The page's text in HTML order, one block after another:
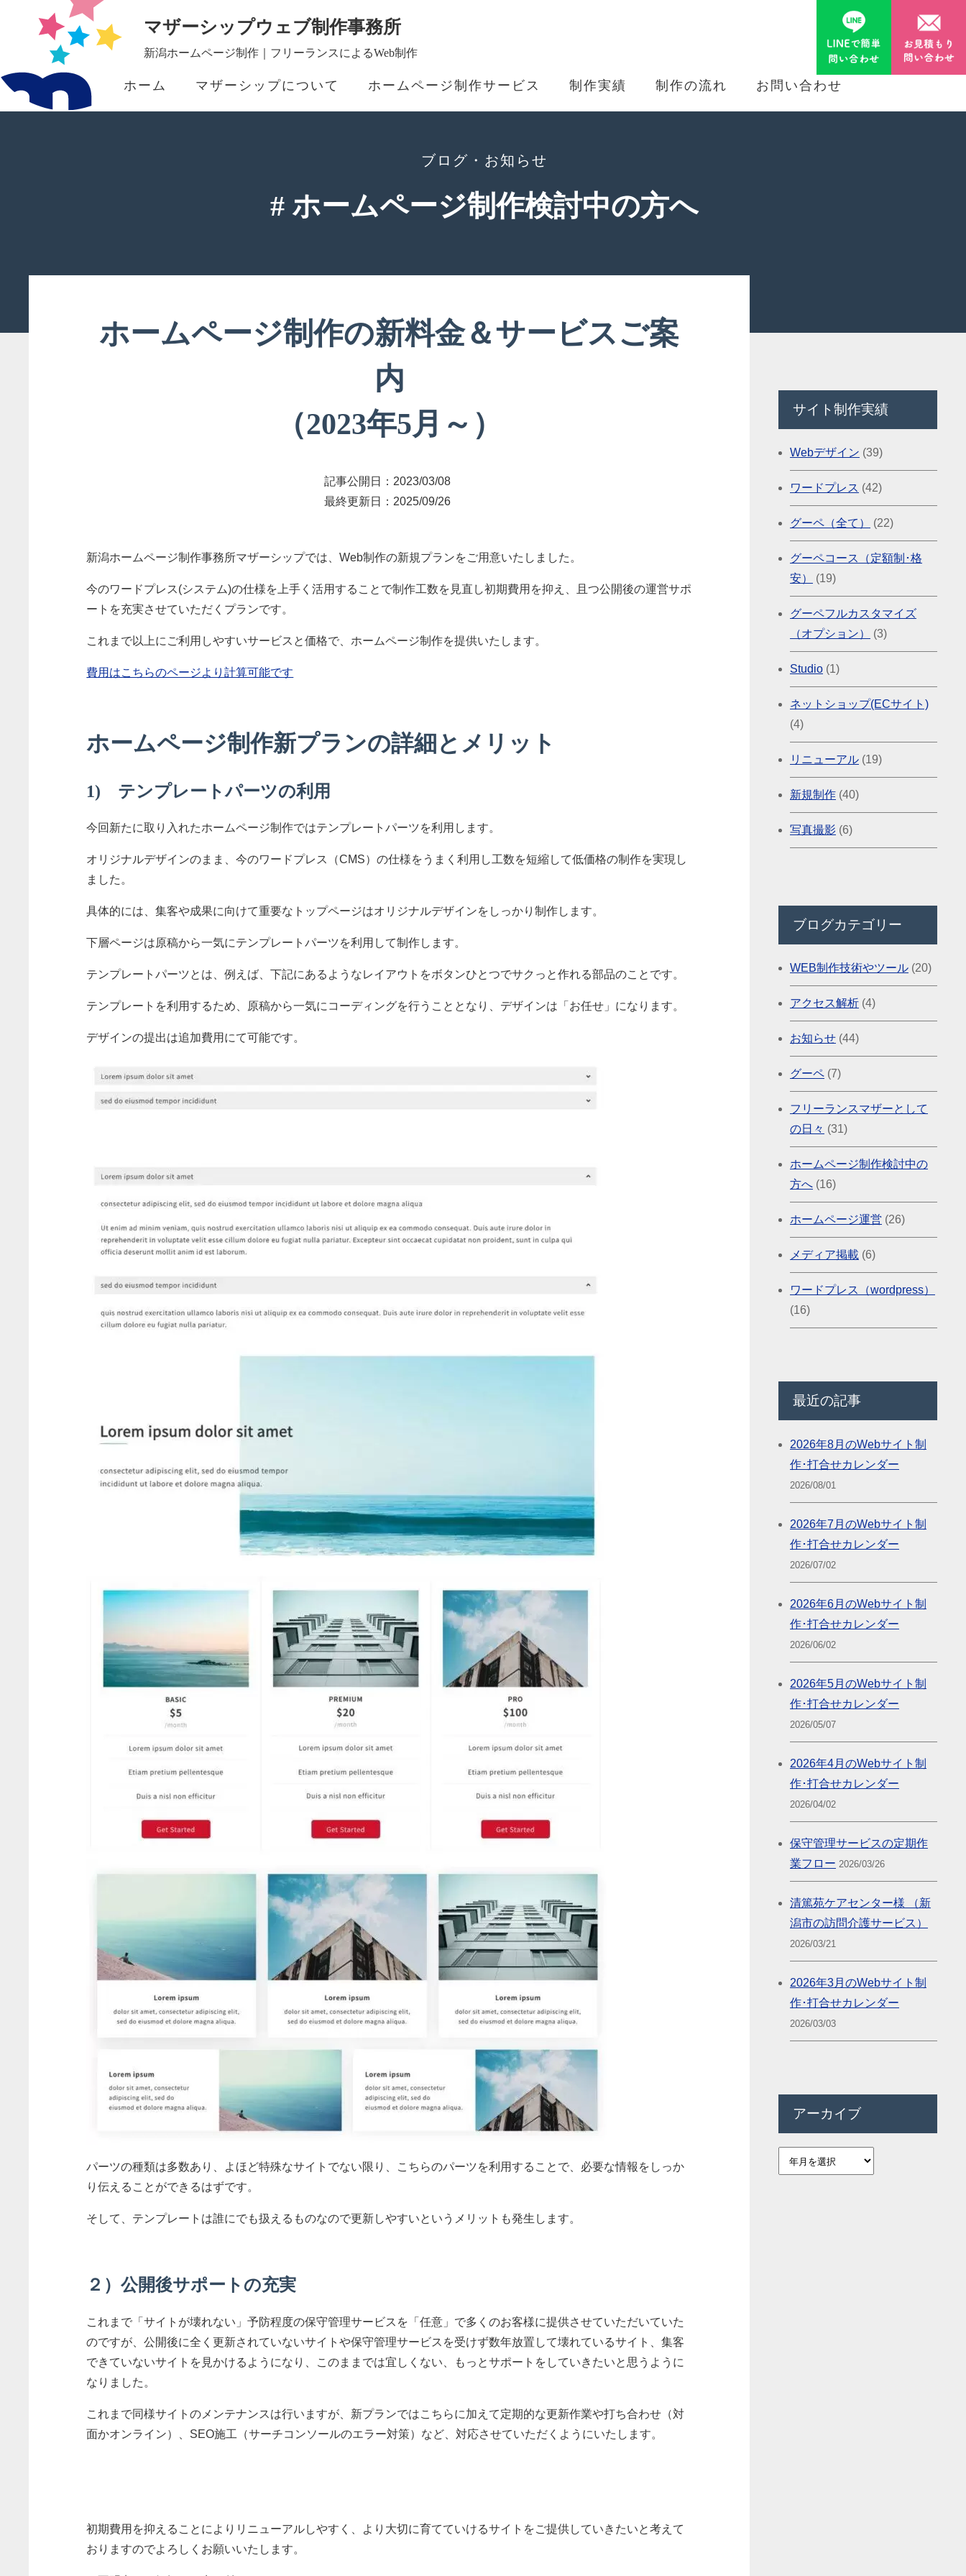
マザーシップウェブ制作事務所
新潟ホームページ制作｜フリーランスによるWeb制作
ホーム マザーシップについて ホームページ制作サービス 制作実績 制作の流れ お問い合わせ
ブログ・お知らせ
# ホームページ制作検討中の方へ
ホームページ制作の新料金＆サービスご案
内
（2023年5月～）
記事公開日： 2023/03/08
最終更新日： 2025/09/26
新潟ホームページ制作事務所マザーシップでは、Web制作の新規プランをご用意いたしました。
今のワードプレス(システム)の仕様を上手く活用することで制作工数を見直し初期費用を抑え、且つ公開後の運営サポ
ートを充実させていただくプランです。
これまで以上にご利用しやすいサービスと価格で、ホームページ制作を提供いたします。
費用はこちらのページより計算可能です
ホームページ制作新プランの詳細とメリット
1) テンプレートパーツの利用
今回新たに取り入れたホームページ制作ではテンプレートパーツを利用します。
オリジナルデザインのまま、今のワードプレス（CMS）の仕様をうまく利用し工数を短縮して低価格の制作を実現し
ました。
具体的には、集客や成果に向けて重要なトップページはオリジナルデザインをしっかり制作します。
下層ページは原稿から一気にテンプレートパーツを利用して制作します。
テンプレートパーツとは、例えば、下記にあるようなレイアウトをボタンひとつでサクっと作れる部品のことです。
テンプレートを利用するため、原稿から一気にコーディングを行うこととなり、デザインは「お任せ」になります。
デザインの提出は追加費用にて可能です。
パーツの種類は多数あり、よほど特殊なサイトでない限り、こちらのパーツを利用することで、必要な情報をしっか
り伝えることができるはずです。
そして、テンプレートは誰にでも扱えるものなので更新しやすいというメリットも発生します。
２）公開後サポートの充実
これまで「サイトが壊れない」予防程度の保守管理サービスを「任意」で多くのお客様に提供させていただいていた
のですが、公開後に全く更新されていないサイトや保守管理サービスを受けず数年放置して壊れているサイト、集客
できていないサイトを見かけるようになり、このままでは宜しくない、もっとサポートをしていきたいと思うように
なりました。
これまで同様サイトのメンテナンスは行いますが、新プランではこちらに加えて定期的な更新作業や打ち合わせ（対
面かオンライン）、SEO施工（サーチコンソールのエラー対策）など、対応させていただくようにいたします。
初期費用を抑えることによりリニューアルしやすく、より大切に育てていけるサイトをご提供していきたいと考えて
おりますのでよろしくお願いいたします。
サイト制作実績
Webデザイン (39)
ワードプレス (42)
グーペ（全て） (22)
グーペコース（定額制･格
安）
(19)
グーペフルカスタマイズ
（オプション）
(3)
Studio (1)
ネットショップ(ECサイト)
(4)
リニューアル (19)
新規制作 (40)
写真撮影 (6)
ブログカテゴリー
WEB制作技術やツール (20)
アクセス解析 (4)
お知らせ (44)
グーペ (7)
フリーランスマザーとして
の日々 (31)
ホームページ制作検討中の
方へ (16)
ホームページ運営 (26)
メディア掲載 (6)
ワードプレス（wordpress）
(16)
最近の記事
2026年8月のWebサイト制
作･打合せカレンダー
2026/08/01
2026年7月のWebサイト制
作･打合せカレンダー
2026/07/02
2026年6月のWebサイト制
作･打合せカレンダー
2026/06/02
2026年5月のWebサイト制
作･打合せカレンダー
2026/05/07
2026年4月のWebサイト制
作･打合せカレンダー
2026/04/02
保守管理サービスの定期作
業フロー 2026/03/26
清篤苑ケアセンター様 （新
潟市の訪問介護サービス）
2026/03/21
2026年3月のWebサイト制
作･打合せカレンダー
2026/03/03
アーカイブ